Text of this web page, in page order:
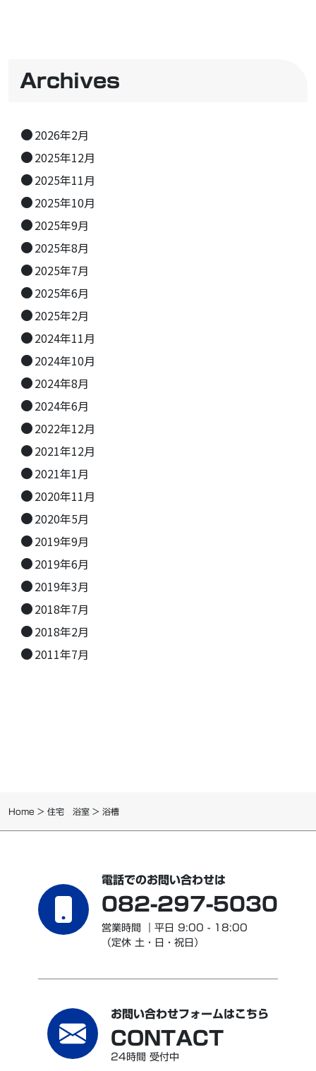
Archives
2026年2月
2025年12月
2025年11月
2025年10月
2025年9月
2025年8月
2025年7月
2025年6月
2025年2月
2024年11月
2024年10月
2024年8月
2024年6月
2022年12月
2021年12月
2021年1月
2020年11月
2020年5月
2019年9月
2019年6月
2019年3月
2018年7月
2018年2月
2011年7月
Home > 住宅 浴室 > 浴槽
電話でのお問い合わせは
082-297-5030
営業時間 ｜平日 9:00 - 18:00
（定休 土・日・祝日）
お問い合わせフォームはこちら
CONTACT
24時間 受付中